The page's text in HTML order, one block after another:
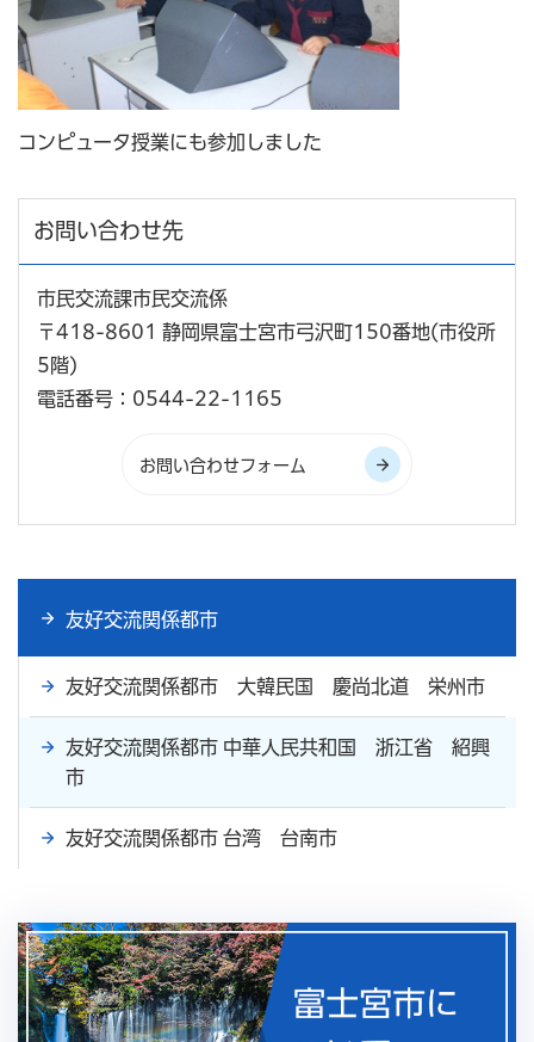
コンピュータ授業にも参加しました
お問い合わせ先
市民交流課市民交流係
〒418-8601 静岡県富士宮市弓沢町150番地(市役所
5階)
電話番号：0544-22-1165
友好交流関係都市
友好交流関係都市 大韓民国 慶尚北道 栄州市
友好交流関係都市 中華人民共和国 浙江省 紹興
市
友好交流関係都市 台湾 台南市